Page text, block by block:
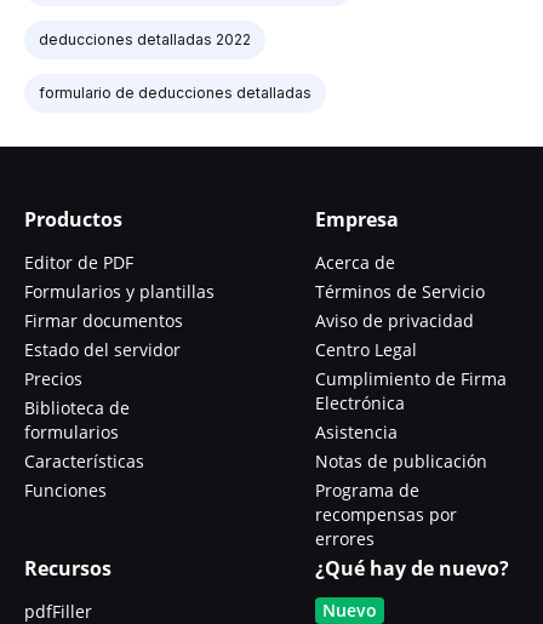
deducciones detalladas 2022
formulario de deducciones detalladas
Productos
Editor de PDF
Formularios y plantillas
Firmar documentos
Estado del servidor
Precios
Biblioteca de
formularios
Características
Funciones
Empresa
Acerca de
Términos de Servicio
Aviso de privacidad
Centro Legal
Cumplimiento de Firma
Electrónica
Asistencia
Notas de publicación
Programa de
recompensas por
errores
Recursos
pdfFiller
¿Qué hay de nuevo?
Nuevo